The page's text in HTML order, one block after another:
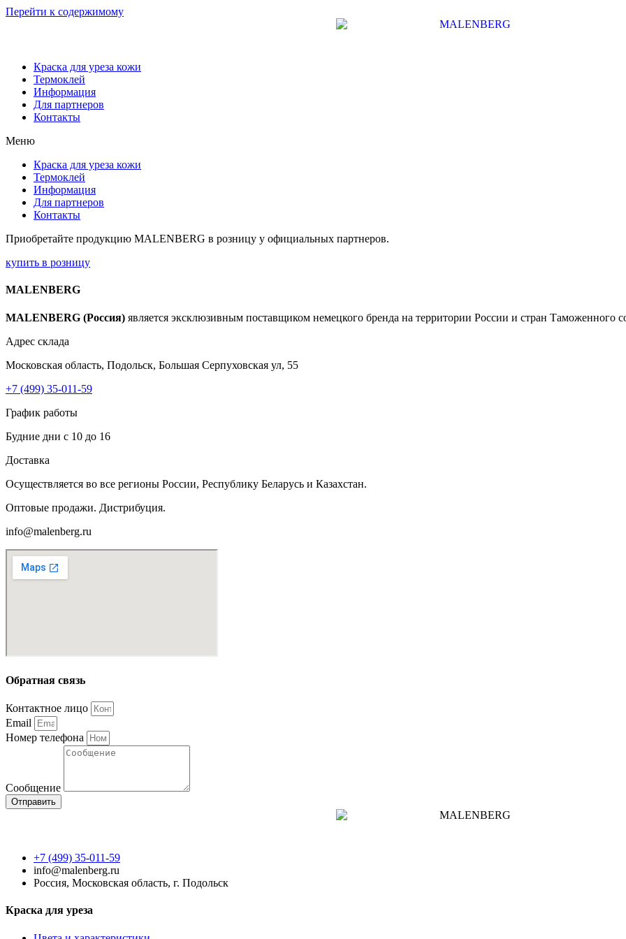
Перейти к содержимому
Краска для уреза кожи
Термоклей
Информация
Для партнеров
Контакты
Меню
Краска для уреза кожи
Термоклей
Информация
Для партнеров
Контакты
Приобретайте продукцию MALENBERG в розницу у официальных партнеров.
купить в розницу
MALENBERG
MALENBERG (Россия) является эксклюзивным поставщиком немецкого бренда на территории России и стран Таможенного
Адрес склада
Московская область, Подольск, Большая Серпуховская ул, 55
+7 (499) 35-011-59
График работы
Будние дни с 10 до 16
Доставка
Осуществляется во все регионы России, Республику Беларусь и Казахстан.
Оптовые продажи. Дистрибуция.
info@malenberg.ru
Обратная связь
Контактное лицо
Email
Номер телефона
Сообщение
Отправить
+7 (499) 35-011-59
info@malenberg.ru
Россия, Московская область, г. Подольск
Краска для уреза